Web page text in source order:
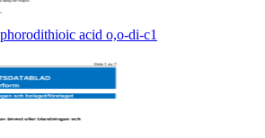
acid o,o-di-c1